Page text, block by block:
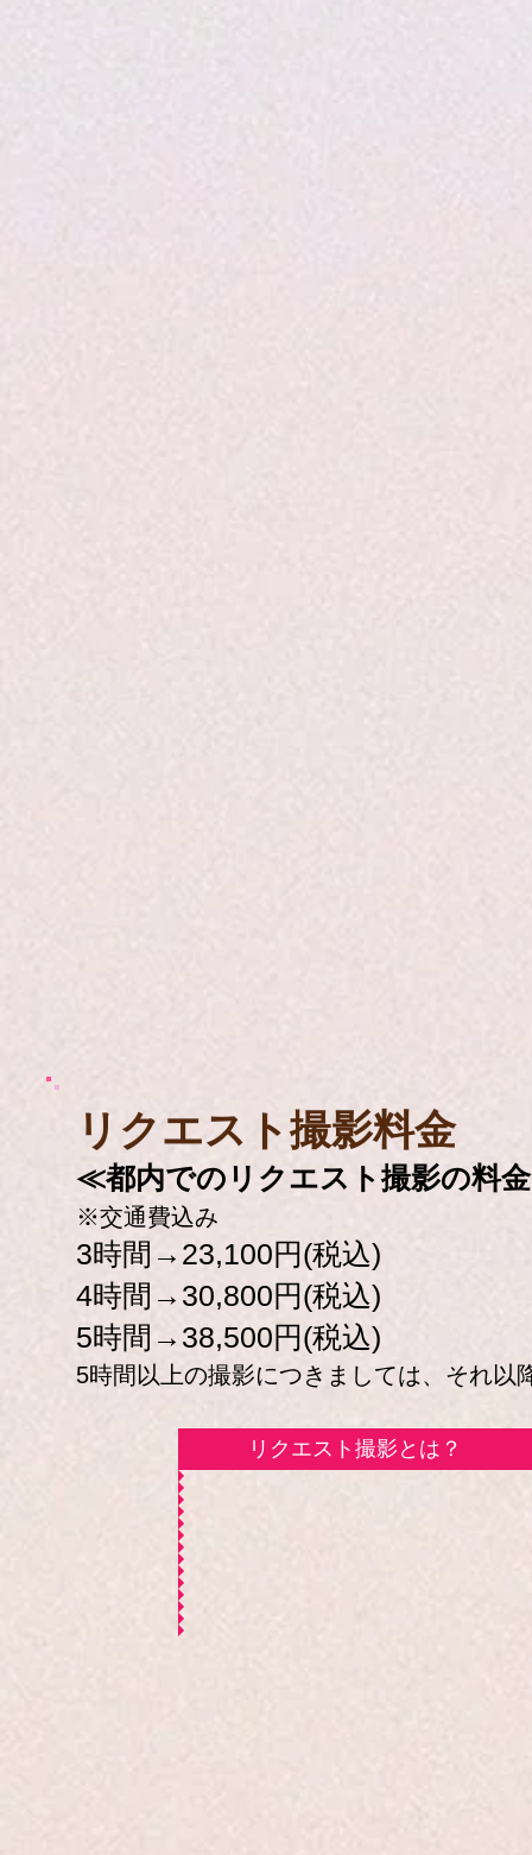
​リクエスト撮影料金
≪都内でのリクエスト撮影の料
※交通費込み
3時間→23,100円(税込)
4時間→30,800円(税込)
5時間→38,500円(税込)
5時間以上の撮影につきましては、それ
リクエスト撮影とは？